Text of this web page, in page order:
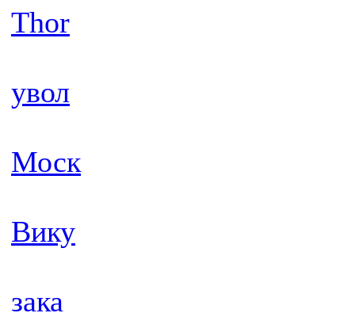
Thor
увол
Моск
Вику
зака